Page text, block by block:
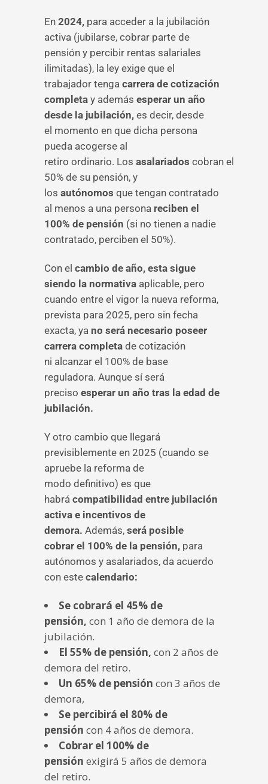
En 2024, para acceder a la jubilación
activa (jubilarse, cobrar parte de
pensión y percibir rentas salariales
ilimitadas), la ley exige que el
trabajador tenga carrera de cotización
completa y además esperar un año
desde la jubilación, es decir, desde
el momento en que dicha persona
pueda acogerse al
retiro ordinario. Los asalariados cobran el
50% de su pensión, y
los autónomos que tengan contratado
al menos a una persona reciben el
100% de pensión (si no tienen a nadie
contratado, perciben el 50%).
Con el cambio de año, esta sigue
siendo la normativa aplicable, pero
cuando entre el vigor la nueva reforma,
prevista para 2025, pero sin fecha
exacta, ya no será necesario poseer
carrera completa de cotización
ni alcanzar el 100% de base
reguladora. Aunque sí será
preciso esperar un año tras la edad de
jubilación.
Y otro cambio que llegará
previsiblemente en 2025 (cuando se
apruebe la reforma de
modo definitivo) es que
habrá compatibilidad entre jubilación
activa e incentivos de
demora. Además, será posible
cobrar el 100% de la pensión, para
autónomos y asalariados, da acuerdo
con este calendario:
Se cobrará el 45% de
pensión, con 1 año de demora de la
jubilación.
El 55% de pensión, con 2 años de
demora del retiro.
Un 65% de pensión con 3 años de
demora,
Se percibirá el 80% de
pensión con 4 años de demora.
Cobrar el 100% de
pensión exigirá 5 años de demora
del retiro.